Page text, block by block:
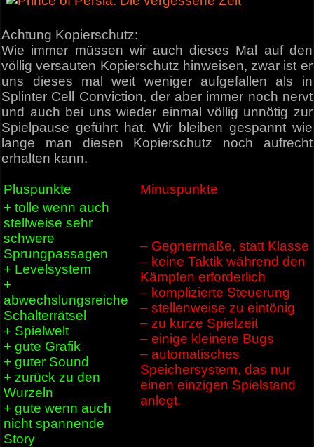
Achtung Kopierschutz:
Wie immer müssen wir auch dieses Mal auf den
völlig versauten Kopierschutz hinweisen, zwar ist er
uns dieses mal weit weniger aufgefallen als in
Splinter Cell Conviction, der aber immer noch nervt
und auch bei uns wieder einmal völlig unnötig zur
Spielpause geführt hat. Wir bleiben gespannt wie
lange man diesen Kopierschutz noch aufrecht
erhalten kann.
Pluspunkte
Minuspunkte
+ tolle wenn auch
stellweise sehr
schwere
Sprungpassagen
+ Levelsystem
+
abwechslungsreiche
Schalterrätsel
+ Spielwelt
+ gute Grafik
+ guter Sound
+ zurück zu den
Wurzeln
+ gute wenn auch
nicht spannende
Story
– Gegnermaße, statt Klasse
– keine Taktik während den
Kämpfen erforderlich
– komplizierte Steuerung
– stellenweise zu eintönig
– zu kurze Spielzeit
– einige kleinere Bugs
– automatisches
Speichersystem, das nur
einen einzigen Spielstand
anlegt.